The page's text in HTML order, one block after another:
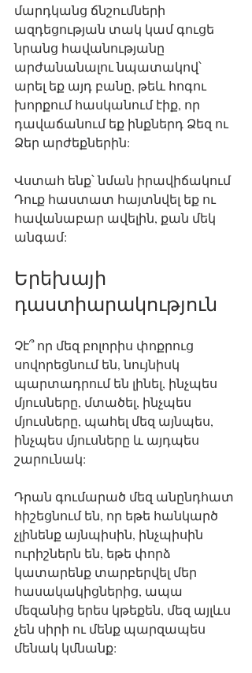
մարդկանց ճնշումների
ազդեցության տակ կամ գուցե
նրանց հավանությանը
արժանանալու նպատակով՝
արել եք այդ բանը, թեև հոգու
խորքում հասկանում էիք, որ
դավաճանում եք ինքներդ Ձեզ ու
Ձեր արժեքներին:
Վստահ ենք՝ նման իրավիճակում
Դուք հաստատ հայտնվել եք ու
հավանաբար ավելին, քան մեկ
անգամ:
Երեխայի
դաստիարակություն
Չէ՞ որ մեզ բոլորիս փոքրուց
սովորեցնում են, նույնիսկ
պարտադրում են լինել, ինչպես
մյուսները, մտածել, ինչպես
մյուսները, պահել մեզ այնպես,
ինչպես մյուսները և այդպես
շարունակ:
Դրան գումարած մեզ անընդհատ
հիշեցնում են, որ եթե հանկարծ
չլինենք այնպիսին, ինչպիսին
ուրիշներն են, եթե փորձ
կատարենք տարբերվել մեր
հասակակիցներից, ապա
մեզանից երես կթեքեն, մեզ այլևս
չեն սիրի ու մենք պարզապես
մենակ կմնանք: